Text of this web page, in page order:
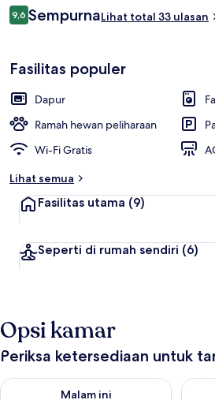
Ulasan
9,69,6 dari 10
SempurnaLihat total 33 ulasan
Fasilitas populer
Dapur
Ramah hewan peliharaan
Wi-Fi Gratis
Lihat semua
Fasilitas utama (9)
Seperti di rumah sendiri (6)
Opsi kamar
Periksa ketersediaan untuk
Malam ini
Periksa ketersediaan untuk malam ini